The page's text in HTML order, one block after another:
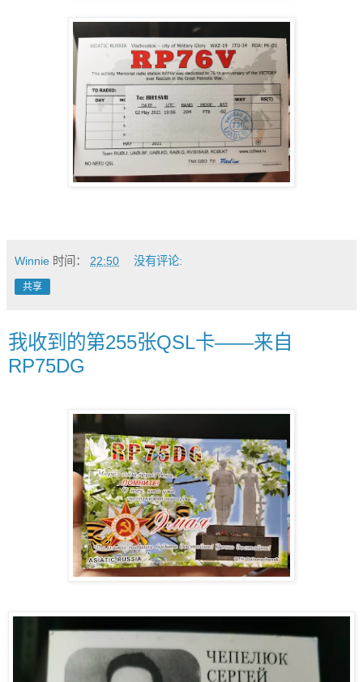
Winnie 时间： 22:50 没有评论:
共享
我收到的第255张QSL卡——来自
RP75DG